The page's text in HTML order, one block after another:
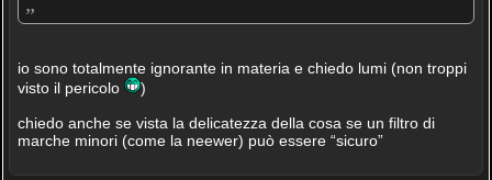
io sono totalmente ignorante in materia e chiedo lumi (non troppi
visto il pericolo
)
chiedo anche se vista la delicatezza della cosa se un filtro di
marche minori (come la neewer) può essere “sicuro”